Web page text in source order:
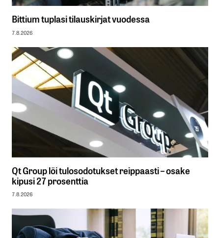
Bittium tuplasi tilauskirjat vuodessa
7.8.2026
Qt Group löi tulosodotukset reippaasti – osake
kipusi 27 prosenttia
7.8.2026